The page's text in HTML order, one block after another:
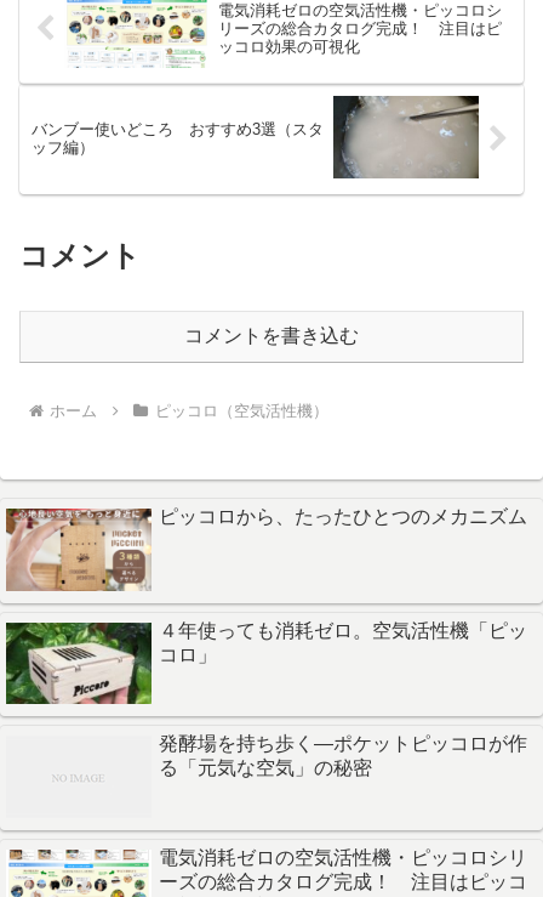
電気消耗ゼロの空気活性機・ピッコロシ
リーズの総合カタログ完成！ 注目はピ
ッコロ効果の可視化
バンブー使いどころ おすすめ3選（スタ
ッフ編）
コメント
コメントを書き込む
ホーム ピッコロ（空気活性機）
ピッコロから、たったひとつのメカニズム
４年使っても消耗ゼロ。空気活性機「ピッ
コロ」
発酵場を持ち歩く—ポケットピッコロが作
る「元気な空気」の秘密
電気消耗ゼロの空気活性機・ピッコロシリ
ーズの総合カタログ完成！ 注目はピッコ